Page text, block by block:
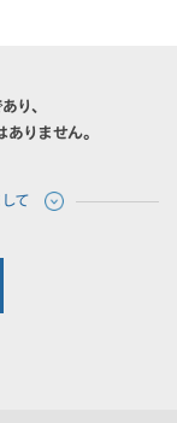
り、
りません。